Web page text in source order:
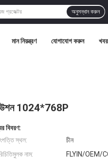
অনুসন্ধান করুন
মান নিয়ন্ত্রণ যোগাযোগ করুন খবর
1024*768P
বিবরণ:
স্থল:
চীন
নাম:
FLYIN/OEM/